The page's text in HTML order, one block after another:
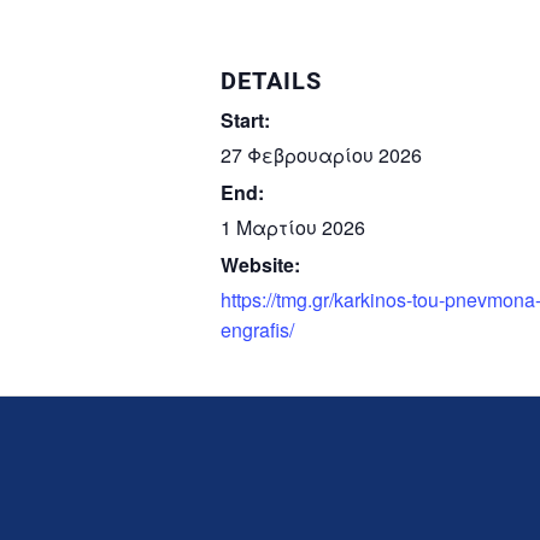
DETAILS
Start:
27 Φεβρουαρίου 2026
End:
1 Μαρτίου 2026
Website:
https://tmg.gr/karkinos-tou-
engrafis/